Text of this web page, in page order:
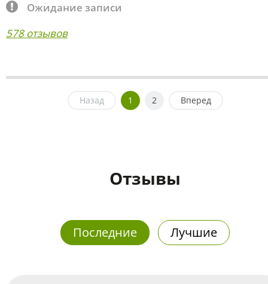
Ожидание записи
578 отзывов
Назад 1 2 Вперед
Отзывы
Последние Лучшие